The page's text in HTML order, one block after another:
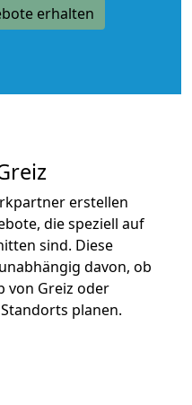
erhalten
erstellen
die speziell auf
sind. Diese
davon, ob
von Greiz oder
planen.